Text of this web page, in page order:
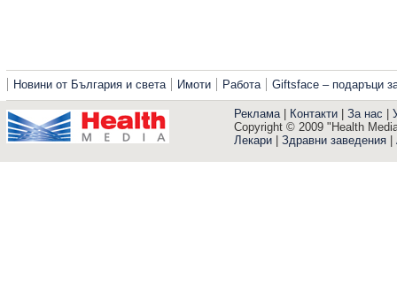
Новини от България и света Имоти Работа Giftsface – подаръци
Реклама| Контакти За нас
Copyright © 2009 "Health
Лекари
Здравни заведения